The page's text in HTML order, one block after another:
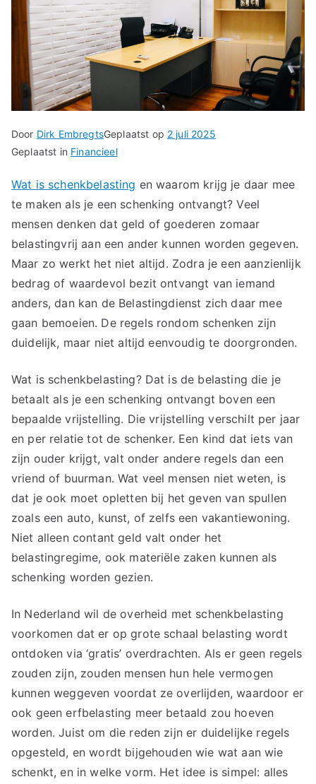
Door Dirk EmbregtsGeplaatst op 2 juli 2025
Geplaatst in Financieel
Wat is schenkbelasting en waarom krijg je daar mee
te maken als je een schenking ontvangt? Veel
mensen denken dat geld of goederen zomaar
belastingvrij aan een ander kunnen worden gegeven.
Maar zo werkt het niet altijd. Zodra je een aanzienlijk
bedrag of waardevol bezit ontvangt van iemand
anders, dan kan de Belastingdienst zich daar mee
gaan bemoeien. De regels rondom schenken zijn
duidelijk, maar niet altijd eenvoudig te doorgronden.
Wat is schenkbelasting? Dat is de belasting die je
betaalt als je een schenking ontvangt boven een
bepaalde vrijstelling. Die vrijstelling verschilt per jaar
en per relatie tot de schenker. Een kind dat iets van
zijn ouder krijgt, valt onder andere regels dan een
vriend of buurman. Wat veel mensen niet weten, is
dat je ook moet opletten bij het geven van spullen
zoals een auto, kunst, of zelfs een vakantiewoning.
Niet alleen contant geld valt onder het
belastingregime, ook materiële zaken kunnen als
schenking worden gezien.
In Nederland wil de overheid met schenkbelasting
voorkomen dat er op grote schaal belasting wordt
ontdoken via ‘gratis’ overdrachten. Als er geen regels
zouden zijn, zouden mensen hun hele vermogen
kunnen weggeven voordat ze overlijden, waardoor er
ook geen erfbelasting meer betaald zou hoeven
worden. Juist om die reden zijn er duidelijke regels
opgesteld, en wordt bijgehouden wie wat aan wie
schenkt, en in welke vorm. Het idee is simpel: alles